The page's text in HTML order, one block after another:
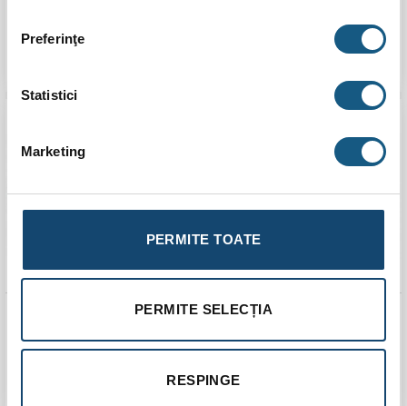
Preferinţe
Statistici
Marketing
PERMITE TOATE
PERMITE SELECȚIA
RESPINGE
Robinet coltar FERRO
ceramic si maneta
Robinet coltar FERRO
ceramic si maneta